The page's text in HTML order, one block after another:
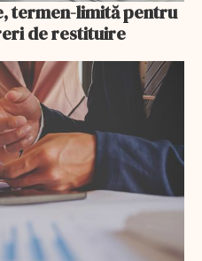
termen-limită pentru
de restituire